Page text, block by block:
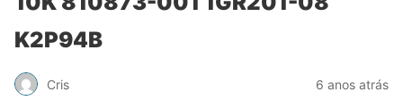
K2P94B
Cris 6 anos atrás